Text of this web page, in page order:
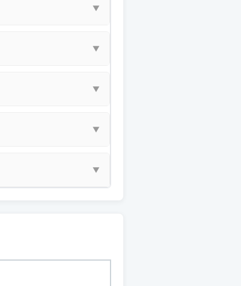
驱动有错或者不能用，
已经完美兼容，无需纠
。
、喷头堵塞。
▼
享方案。
▼
系统设备，普通的
。
▼
全停止后台服务、彻底
▼
▼